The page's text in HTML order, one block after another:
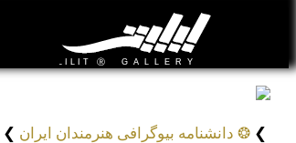
❯ ❂ دانشنامه بیوگرافی هنرمندان ایران ❯